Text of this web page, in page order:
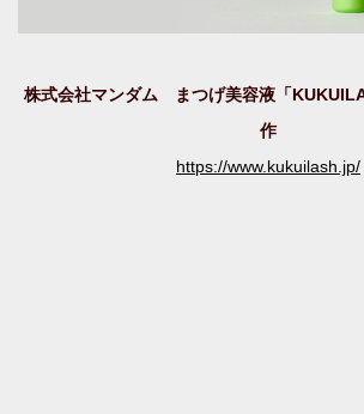
株式会社マンダム まつげ美容液「
作
https://www.kukuilash.jp/